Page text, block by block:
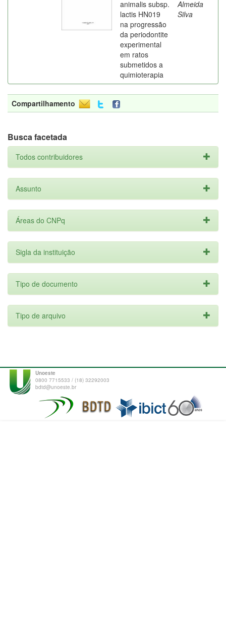
animalis subsp.
lactis HN019
na progressão
da periodontite
experimental
em ratos
submetidos a
quimioterapia
Almeida
Silva
Compartilhamento
Busca facetada
Todos contribuidores
Assunto
Áreas do CNPq
Sigla da instituição
Tipo de documento
Tipo de arquivo
Unoeste
0800 7715533 / (18) 32292003
bdtd@unoeste.br